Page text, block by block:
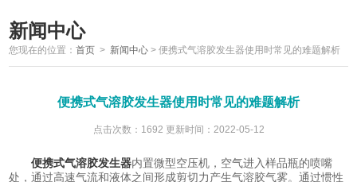
新闻中心
您现在的位置：首页 > 新闻中心 >便携式气溶胶发生器使用时常见的难题解析
便携式气溶胶发生器使用时常见的难题解析
点击次数：1692 更新时间：2022-05-12
便携式气溶胶发生器内置微型空压机，空气进入样品瓶的喷嘴
处，通过高速气流和液体之间形成剪切力产生气溶胶气雾。通过惯性